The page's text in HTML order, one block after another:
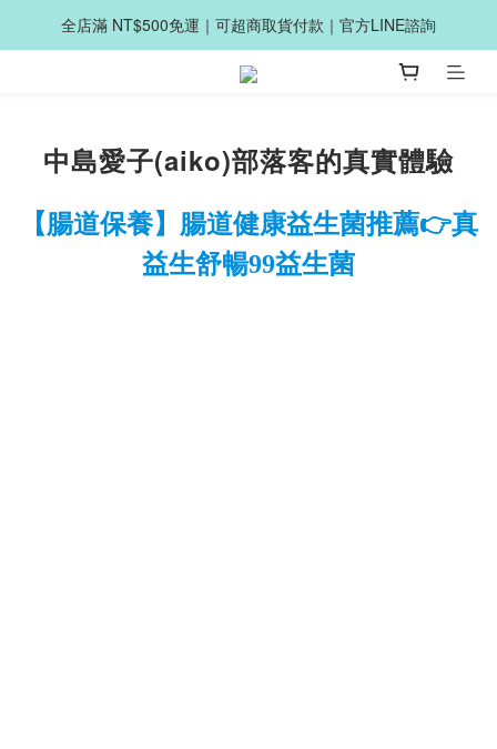
全店滿 NT$500免運｜可超商取貨付款｜官方LINE諮詢
中島愛子(aiko)部落客的真實體驗
【腸道保養】腸道健康益生菌推薦👉️真
益生舒暢99益生菌